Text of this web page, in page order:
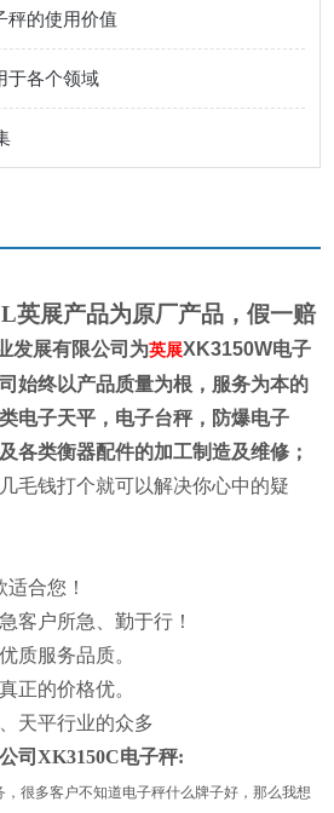
秤的使用价值
于各个领域
英展产品为原厂产品，假一赔
发展有限公司为英展XK3150W电子
司始终以产品质量为根，服务为本的
电子天平，电子台秤，防爆电子
各类衡器配件的加工制造及维修；
毛钱打个就可以解决你心中的疑
合您！
客户所急、勤于行！
服务品质。
的价格优。
天平行业的众多
司XK3150C电子秤:
很多客户不知道电子秤什么牌子好，那么我想